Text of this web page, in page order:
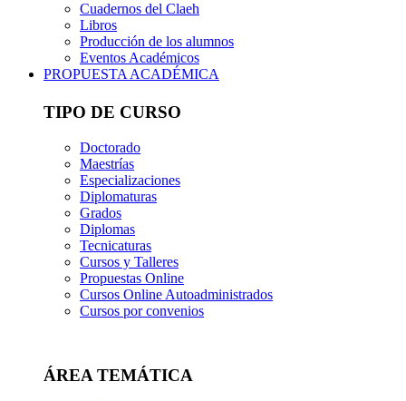
Cuadernos del Claeh
Libros
Producción de los alumnos
Eventos Académicos
PROPUESTA ACADÉMICA
TIPO DE CURSO
Doctorado
Maestrías
Especializaciones
Diplomaturas
Grados
Diplomas
Tecnicaturas
Cursos y Talleres
Propuestas Online
Cursos Online Autoadministrados
Cursos por convenios
ÁREA TEMÁTICA